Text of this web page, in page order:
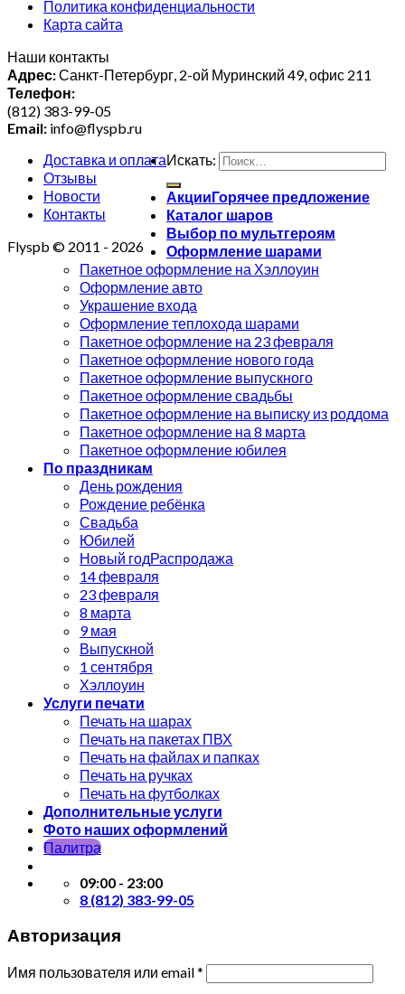
Политика конфиденциальности
Карта сайта
Наши контакты
Адрес:Санкт-Петербург, 2-ой Муринский 49, офис 211
Телефон:
(812) 383-99-05
Email: info@flyspb.ru
Доставка и оплата
Отзывы
Новости
Контакты
Flyspb © 2011 - 2026
Искать:
Акции
Каталог шаров
Выбор по мультгероям
Оформление шарами
Пакетное оформление на Хэллоуин
Оформление авто
Украшение входа
Оформление теплохода шарами
Пакетное оформление на 23 февраля
Пакетное оформление нового года
Пакетное оформление выпускного
Пакетное оформление свадьбы
Пакетное оформление на выписку из роддома
Пакетное оформление на 8 марта
Пакетное оформление юбилея
По праздникам
День рождения
Рождение ребёнка
Свадьба
Юбилей
Новый год
14 февраля
23 февраля
8 марта
9 мая
Выпускной
1 сентября
Хэллоуин
Услуги печати
Печать на шарах
Печать на пакетах ПВХ
Печать на файлах и папках
Печать на ручках
Печать на футболках
Дополнительные услуги
Фото наших оформлений
Палитра
09:00 - 23:00
8 (812) 383-99-05
Авторизация
Имя пользователя или email*